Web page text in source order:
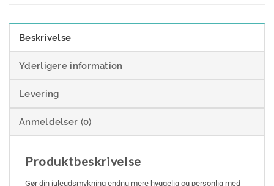
Beskrivelse
Yderligere information
Levering
Anmeldelser (0)
Produktbeskrivelse
Gør din juleudsmykning endnu mere hyggelig og personlig med